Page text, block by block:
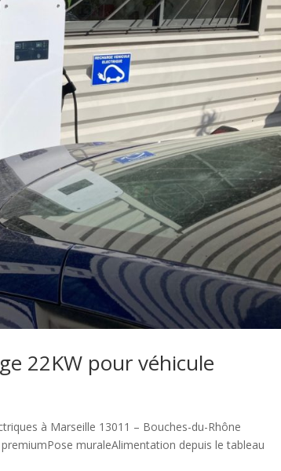
22KW pour véhicule
à Marseille 13011 – Bouches-du-Rhône
muraleAlimentation depuis le tableau